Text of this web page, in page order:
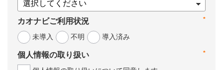
*
カオナビご利用状況
未導入
不明 導入済み
*
個人情報の取り扱い